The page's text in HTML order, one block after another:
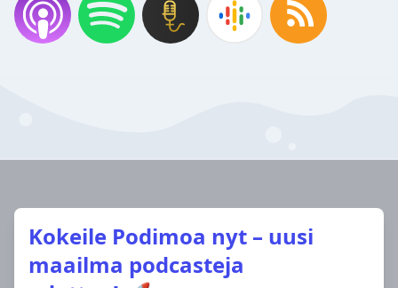
Kokeile Podimoa nyt – uusi
maailma podcasteja